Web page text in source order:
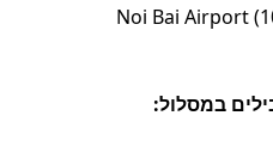
Noi Bai Airport
במסלול: